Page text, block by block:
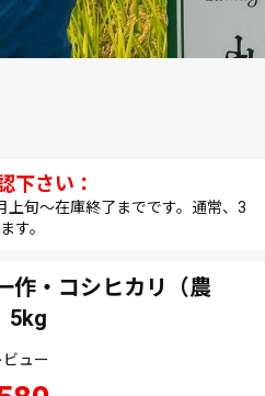
上旬～在庫終了までです。通常、3
す。
作・コシヒカリ（農
5kg